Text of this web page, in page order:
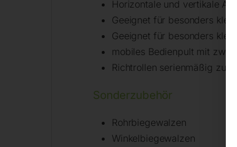
Horizontale und vertikale
Geeignet für besonders
Geeignet für besonders
mobiles Bedienpult mit zwei
Richtrollen serienmäßig zum
Sonderzubehör
Rohrbiegewalzen
Winkelbiegewalzen